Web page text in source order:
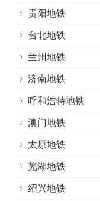
贵阳地铁
台北地铁
兰州地铁
济南地铁
呼和浩特地铁
澳门地铁
太原地铁
芜湖地铁
绍兴地铁